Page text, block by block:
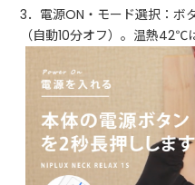
3．電源ON・モード選択：ボ
（自動10分オフ）。温熱42℃